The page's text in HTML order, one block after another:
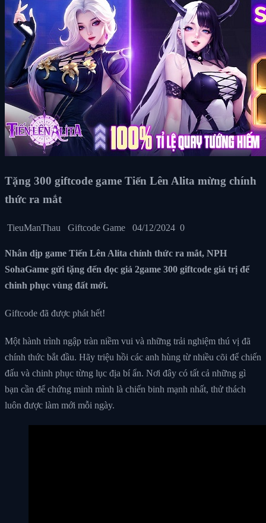
Tặng 300 giftcode game Tiến Lên Alita mừng chính
thức ra mắt
TieuManThau Giftcode Game 04/12/2024 0
Nhân dịp game Tiến Lên Alita chính thức ra mắt, NPH
SohaGame gửi tặng đến đọc giả 2game 300 giftcode giá trị để
chinh phục vùng đất mới.
Giftcode đã được phát hết!
Một hành trình ngập tràn niềm vui và những trải nghiệm thú vị đã
chính thức bắt đầu. Hãy triệu hồi các anh hùng từ nhiều cõi để chiến
đấu và chinh phục từng lục địa bí ẩn. Nơi đây có tất cả những gì
bạn cần để chứng minh mình là chiến binh mạnh nhất, thử thách
luôn được làm mới mỗi ngày.